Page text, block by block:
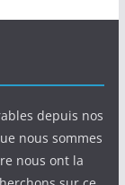
depuis nos
nous sommes
nous ont la